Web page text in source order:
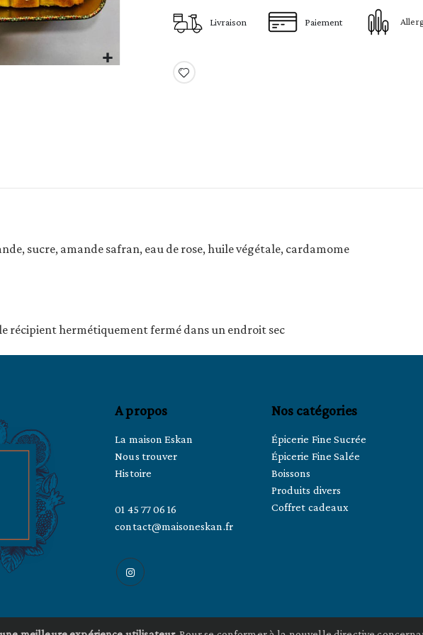
Livraison Paiement
sucre, amande safran, eau de rose, huile végétale, cardamome
récipient hermétiquement fermé dans un endroit sec
A propos
La maison Eskan
Nous trouver
Histoire
01 45 77 06 16
contact@maisoneskan.fr
Nos catégories
Épicerie Fine Sucrée
Épicerie Fine Salée
Boissons
Produits divers
Coffret cadeaux